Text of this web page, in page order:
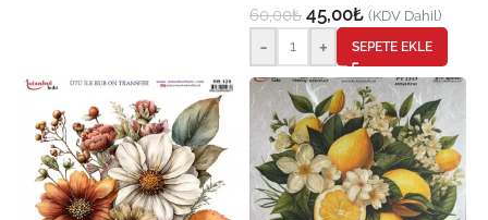
60,00₺ 45,00₺ (KDV Dahil)
- + SEPETE EKLE